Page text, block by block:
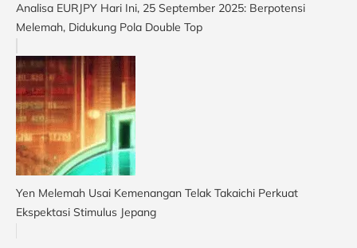
Analisa EURJPY Hari Ini, 25 September 2025: Berpotensi
Melemah, Didukung Pola Double Top
Yen Melemah Usai Kemenangan Telak Takaichi Perkuat
Ekspektasi Stimulus Jepang